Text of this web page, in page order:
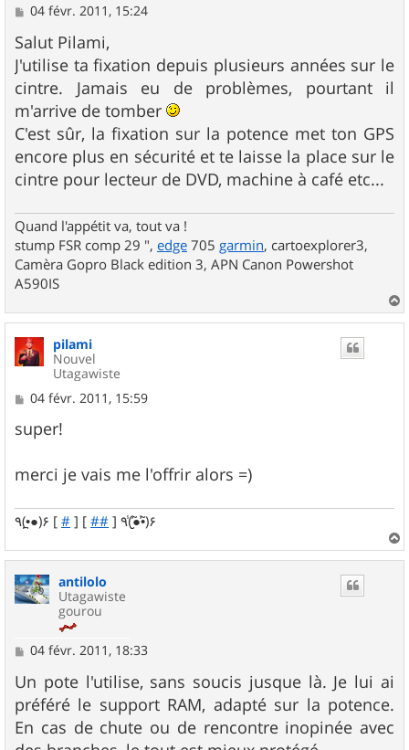
M
s
s
a
g
e
04 févr. 2011, 15:24
Salut Pilami,
J'utilise ta fixation depuis plusieurs années sur le
cintre. Jamais eu de problèmes, pourtant il
m'arrive de tomber
C'est sûr, la fixation sur la potence met ton GPS
encore plus en sécurité et te laisse la place sur le
cintre pour lecteur de DVD, machine à café etc...
Quand l'appétit va, tout va !
stump FSR comp 29 ", edge 705 garmin, cartoexplorer3,
Camèra Gopro Black edition 3, APN Canon Powershot
A590IS
a
pilami
Nouvel
Utagawiste
M
s
s
g
e
04 févr. 2011, 15:59
super!
merci je vais me l'offrir alors =)
٩(•̪●)۶ [ # ] [ ## ] ٩(̾●̮̮̃̾•̃̾)۶
a
antilolo
Utagawiste
gourou
M
s
s
a
g
e
04 févr. 2011, 18:33
Un pote l'utilise, sans soucis jusque là. Je lui ai
préféré le support RAM, adapté sur la potence.
En cas de chute ou de rencontre inopinée avec